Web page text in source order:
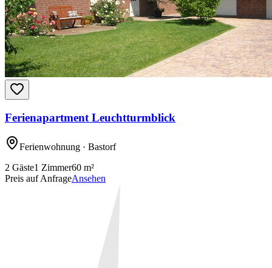
Ferienapartment Leuchtturmblick
Ferienwohnung · Bastorf
2 Gäste1 Zimmer60 m²
Preis auf AnfrageAnsehen